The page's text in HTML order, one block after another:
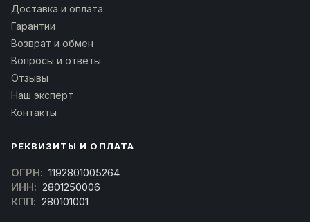
Доставка и оплата
Гарантии
Возврат и обмен
Вопросы и ответы
Отзывы
Наш эксперт
Контакты
РЕКВИЗИТЫ И ОПЛАТА
ОГРН: 1192801005264
ИНН: 2801250006
КПП: 280101001